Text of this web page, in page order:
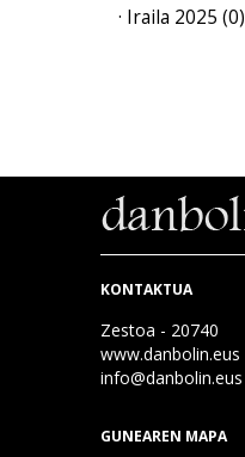
· Iraila 2025 (0)
KONTAKTUA
Zestoa - 20740
www.danbolin.eus
info@danbolin.eus
GUNEAREN MAPA